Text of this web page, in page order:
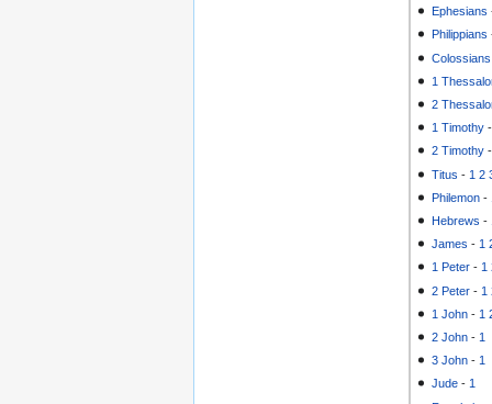
Ephesians
Philippians
Colossians
1
2
1 Timothy
2 Timothy
Titus - 1 2
Philemon -
Hebrews -
James - 1
1 Peter -1
2 Peter - 1
1 John - 1
2 John - 1
3 John - 1
Jude -1